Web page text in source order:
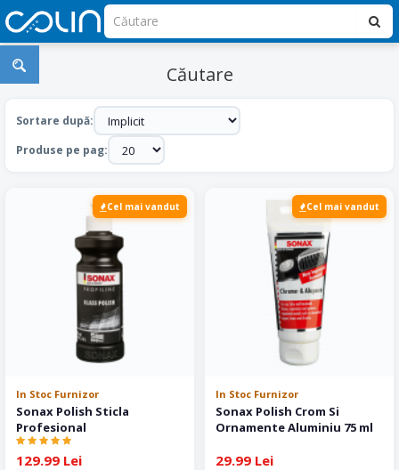
Căutare
Sortare după:
Produse pe pag:
Cel mai vandut
In Stoc Furnizor
Sonax Polish Sticla
Profesional
129.99 Lei
Cel mai vandut
In Stoc Furnizor
Sonax Polish Crom Si
Ornamente Aluminiu 75 ml
29.99 Lei